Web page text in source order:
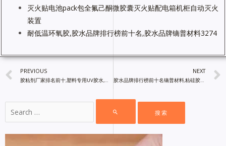
灭火贴电池pack包全氟己酮微胶囊灭火贴配电箱机柜自动灭火
装置
耐低温环氧胶,胶水品牌排行榜前十名,胶水品牌镝普材料3274
PREVIOUS
胶粘剂厂家排名前十,塑料专用UV胶水,适合多种亚克力粘接的胶水
NEXT
胶水品牌排行榜前十名镝普材料,粘硅胶电子密封胶,胶粘剂厂家